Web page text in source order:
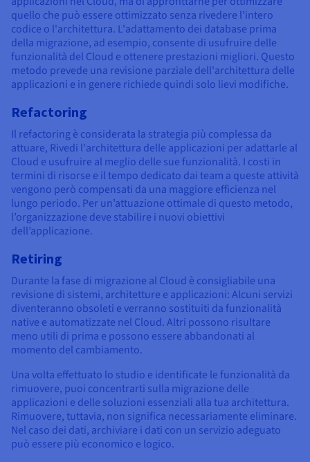
quello che può essere ottimizzato senza rivedere l'intero
codice o l'architettura. L'adattamento dei database prima
della migrazione, ad esempio, consente di usufruire delle
funzionalità del Cloud e ottenere prestazioni migliori. Questo
metodo prevede una revisione parziale dell'architettura delle
applicazioni e in genere richiede quindi solo lievi modifiche.
Refactoring
Il refactoring è considerata la strategia più complessa da
attuare, Rivedi l'architettura delle applicazioni per adattarle al
Cloud e usufruire al meglio delle sue funzionalità. I costi in
termini di risorse e il tempo dedicato dai team a queste attività
vengono però compensati da una maggiore efficienza nel
lungo periodo. Per un’attuazione ottimale di questo metodo,
l’organizzazione deve stabilire i nuovi obiettivi
dell’applicazione.
Retiring
Durante la fase di migrazione al Cloud è consigliabile una
revisione di sistemi, architetture e applicazioni: Alcuni servizi
diventeranno obsoleti e verranno sostituiti da funzionalità
native e automatizzate nel Cloud. Altri possono risultare
meno utili di prima e possono essere abbandonati al
momento del cambiamento.
Una volta effettuato lo studio e identificate le funzionalità da
rimuovere, puoi concentrarti sulla migrazione delle
applicazioni e delle soluzioni essenziali alla tua architettura.
Rimuovere, tuttavia, non significa necessariamente eliminare.
Nel caso dei dati, archiviare i dati con un servizio adeguato
può essere più economico e logico.